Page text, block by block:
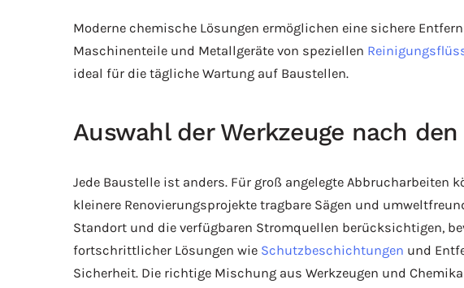
Moderne chemische Lösungen ermöglichen eine sichere
Maschinenteile und Metallgeräte von speziellen
ideal für die tägliche Wartung auf Baustellen.
Auswahl der Werkzeuge nach
Jede Baustelle ist anders. Für groß angelegte
kleinere Renovierungsprojekte tragbare Sägen und
Standort und die verfügbaren Stromquellen berücksichtigen,
fortschrittlicher Lösungen wie Schutzbeschichtungen und
Sicherheit. Die richtige Mischung aus Werkzeugen und